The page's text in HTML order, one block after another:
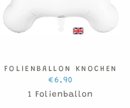
FOLIENBALLON KNOCHEN
€6,90
1 Folienballon